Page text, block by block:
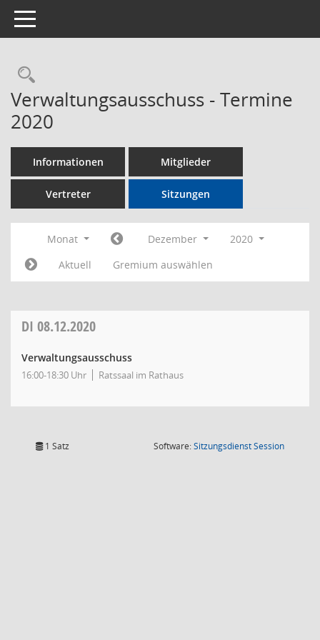
Toggle navigation
Rechercheauswahl
Verwaltungsausschuss - Termine
2020
Informationen Mitglieder
Vertreter Sitzungen
Monat Dezember
2020
Aktuell
Gremium auswählen
DI 08.12.2020
Verwaltungsausschuss
16:00-18:30 Uhr Ratssaal im Rathaus
1 Satz Software:SitzungsdienstSession(Wird in